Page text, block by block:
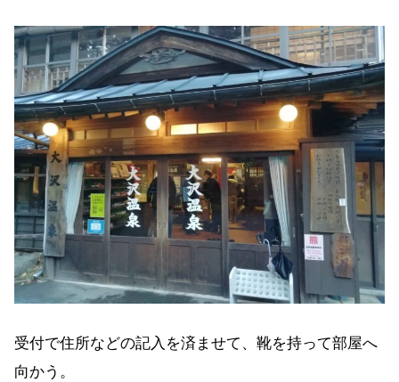
受付で住所などの記入を済ませて、靴を持って部屋へ
向かう。